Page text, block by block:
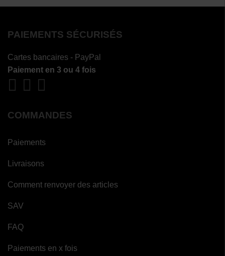
PAIEMENTS SÉCURISÉS
Cartes bancaires - PayPal
Paiement en 3 ou 4 fois
COMMANDES
Paiements
Livraisons
Comment renvoyer des articles
SAV
FAQ
Paiements en x fois